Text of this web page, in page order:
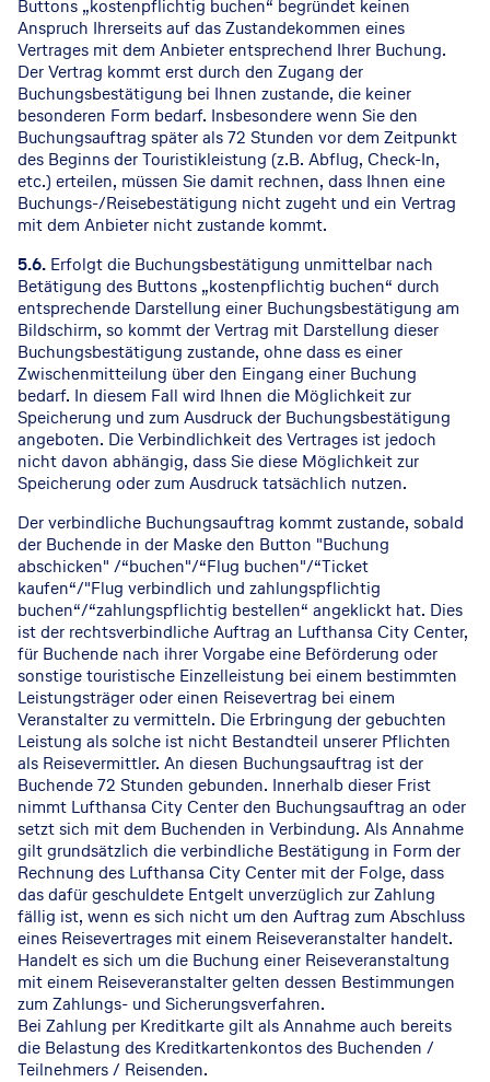
Buttons „kostenpflichtig buchen“ begründet keinen
Anspruch Ihrerseits auf das Zustandekommen eines
Vertrages mit dem Anbieter entsprechend Ihrer Buchung.
Der Vertrag kommt erst durch den Zugang der
Buchungsbestätigung bei Ihnen zustande, die keiner
besonderen Form bedarf. Insbesondere wenn Sie den
Buchungsauftrag später als 72 Stunden vor dem Zeitpunkt
des Beginns der Touristikleistung (z.B. Abflug, Check-In,
etc.) erteilen, müssen Sie damit rechnen, dass Ihnen eine
Buchungs-/Reisebestätigung nicht zugeht und ein Vertrag
mit dem Anbieter nicht zustande kommt.
5.6. Erfolgt die Buchungsbestätigung unmittelbar nach
Betätigung des Buttons „kostenpflichtig buchen“ durch
entsprechende Darstellung einer Buchungsbestätigung am
Bildschirm, so kommt der Vertrag mit Darstellung dieser
Buchungsbestätigung zustande, ohne dass es einer
Zwischenmitteilung über den Eingang einer Buchung
bedarf. In diesem Fall wird Ihnen die Möglichkeit zur
Speicherung und zum Ausdruck der Buchungsbestätigung
angeboten. Die Verbindlichkeit des Vertrages ist jedoch
nicht davon abhängig, dass Sie diese Möglichkeit zur
Speicherung oder zum Ausdruck tatsächlich nutzen.
Der verbindliche Buchungsauftrag kommt zustande, sobald
der Buchende in der Maske den Button "Buchung
abschicken" /“buchen"/“Flug buchen"/“Ticket
kaufen“/"Flug verbindlich und zahlungspflichtig
buchen“/“zahlungspflichtig bestellen“ angeklickt hat. Dies
ist der rechtsverbindliche Auftrag an Lufthansa City Center,
für Buchende nach ihrer Vorgabe eine Beförderung oder
sonstige touristische Einzelleistung bei einem bestimmten
Leistungsträger oder einen Reisevertrag bei einem
Veranstalter zu vermitteln. Die Erbringung der gebuchten
Leistung als solche ist nicht Bestandteil unserer Pflichten
als Reisevermittler. An diesen Buchungsauftrag ist der
Buchende 72 Stunden gebunden. Innerhalb dieser Frist
nimmt Lufthansa City Center den Buchungsauftrag an oder
setzt sich mit dem Buchenden in Verbindung. Als Annahme
gilt grundsätzlich die verbindliche Bestätigung in Form der
Rechnung des Lufthansa City Center mit der Folge, dass
das dafür geschuldete Entgelt unverzüglich zur Zahlung
fällig ist, wenn es sich nicht um den Auftrag zum Abschluss
eines Reisevertrages mit einem Reiseveranstalter handelt.
Handelt es sich um die Buchung einer Reiseveranstaltung
mit einem Reiseveranstalter gelten dessen Bestimmungen
zum Zahlungs- und Sicherungsverfahren.
Bei Zahlung per Kreditkarte gilt als Annahme auch bereits
die Belastung des Kreditkartenkontos des Buchenden /
Teilnehmers / Reisenden.